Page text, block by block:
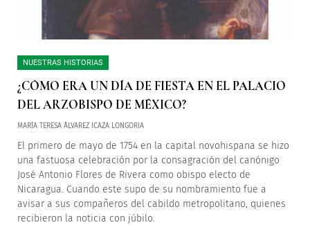
NUESTRAS HISTORIAS
¿CÓMO ERA UN DÍA DE FIESTA EN EL PALACIO
DEL ARZOBISPO DE MÉXICO?
MARÍA TERESA ÁLVAREZ ICAZA LONGORIA
El primero de mayo de 1754 en la capital novohispana se hizo
una fastuosa celebración por la consagración del canónigo
José Antonio Flores de Rivera como obispo electo de
Nicaragua. Cuando este supo de su nombramiento fue a
avisar a sus compañeros del cabildo metropolitano, quienes
recibieron la noticia con júbilo.